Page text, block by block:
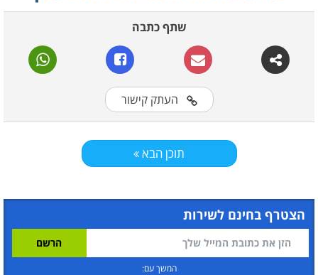
שתף כתבה
העתק קישור
תוכן הבא
הצטרף בחינם לשירות
המשך עם: